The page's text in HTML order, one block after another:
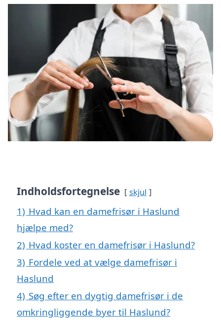
Indholdsfortegnelse skjul
1) Hvad kan en damefrisør i Haslund
hjælpe med?
2) Hvad koster en damefrisør i Haslund?
3) Fordele ved at vælge damefrisør i
Haslund
4) Søg efter en dygtig damefrisør i de
omkringliggende byer til Haslund?